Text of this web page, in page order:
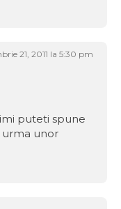
21, 2011 la 5:30 pm
puteti spune
unor